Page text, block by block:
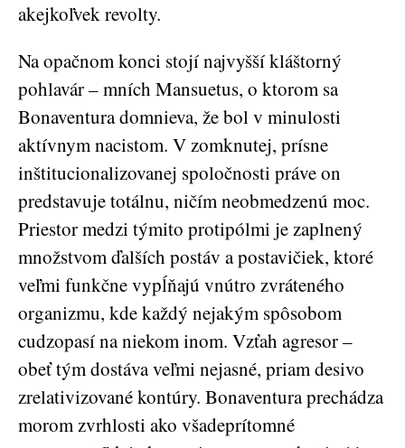
akejkoľvek revolty.
Na opačnom konci stojí najvyšší kláštorný
pohlavár – mních Mansuetus, o ktorom sa
Bonaventura domnieva, že bol v minulosti
aktívnym nacistom. V zomknutej, prísne
inštitucionalizovanej spoločnosti práve on
predstavuje totálnu, ničím neobmedzenú moc.
Priestor medzi týmito protipólmi je zaplnený
množstvom ďalších postáv a postavičiek, ktoré
veľmi funkčne vypĺňajú vnútro zvráteného
organizmu, kde každý nejakým spôsobom
cudzopasí na niekom inom. Vzťah agresor –
obeť tým dostáva veľmi nejasné, priam desivo
zrelativizované kontúry. Bonaventura prechádza
morom zvrhlosti ako všadeprítomné